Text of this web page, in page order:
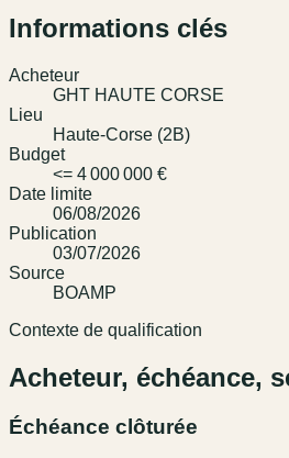
Informations clés
Acheteur
GHT HAUTE CORSE
Lieu
Haute-Corse (2B)
Budget
<= 4 000 000 €
Date limite
06/08/2026
Publication
03/07/2026
Source
BOAMP
Contexte de qualification
Acheteur, échéance,
Échéance clôturée